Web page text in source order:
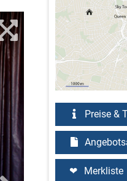
Preise &
Merkliste
2/5